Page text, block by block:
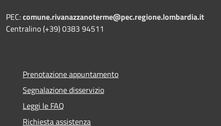
PEC:comune.rivanazzanoterme@pec.regione.lombardia.it
Centralino (+39) 0383 94511
Prenotazione appuntamento
Segnalazione disservizio
Leggi le FAQ
Richiesta assistenza